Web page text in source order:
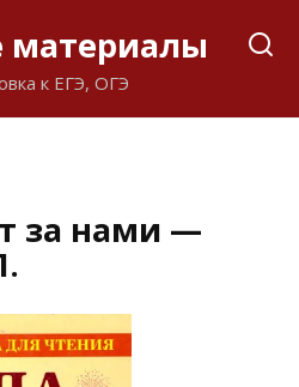
материалы
к ЕГЭ, ОГЭ
за нами —